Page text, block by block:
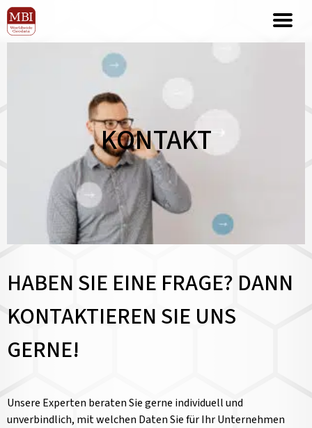
KONTAKT
HABEN SIE EINE FRAGE? DANN
KONTAKTIEREN SIE UNS
GERNE!
Unsere Experten beraten Sie gerne individuell und
unverbindlich, mit welchen Daten Sie für Ihr Unternehmen